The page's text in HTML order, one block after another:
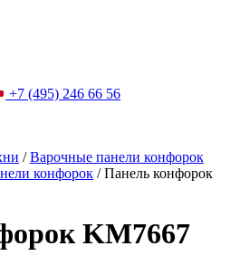
+7 (495) 246 66 56
/Варочные панели конфорок
конфорок /Панель конфорок
KM7667